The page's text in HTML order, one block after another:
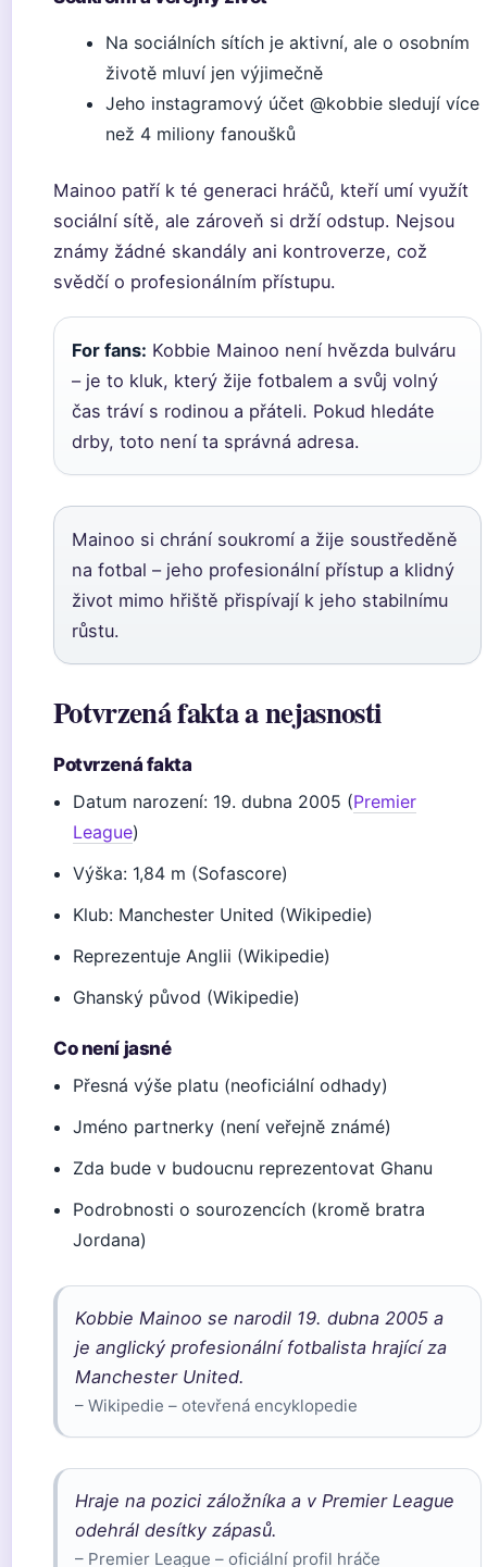
Na sociálních sítích je aktivní, ale o osobním
životě mluví jen výjimečně
Jeho instagramový účet @kobbie sledují více
než 4 miliony fanoušků
Mainoo patří k té generaci hráčů, kteří umí využít
sociální sítě, ale zároveň si drží odstup. Nejsou
známy žádné skandály ani kontroverze, což
svědčí o profesionálním přístupu.
For fans: Kobbie Mainoo není hvězda bulváru
– je to kluk, který žije fotbalem a svůj volný
čas tráví s rodinou a přáteli. Pokud hledáte
drby, toto není ta správná adresa.
Mainoo si chrání soukromí a žije soustředěně
na fotbal – jeho profesionální přístup a klidný
život mimo hřiště přispívají k jeho stabilnímu
růstu.
Potvrzená fakta a nejasnosti
Potvrzená fakta
Datum narození: 19. dubna 2005 (Premier
League)
Výška: 1,84 m (Sofascore)
Klub: Manchester United (Wikipedie)
Reprezentuje Anglii (Wikipedie)
Ghanský původ (Wikipedie)
Co není jasné
Přesná výše platu (neoficiální odhady)
Jméno partnerky (není veřejně známé)
Zda bude v budoucnu reprezentovat Ghanu
Podrobnosti o sourozencích (kromě bratra
Jordana)
Kobbie Mainoo se narodil 19. dubna 2005 a
je anglický profesionální fotbalista hrající za
Manchester United.
– Wikipedie – otevřená encyklopedie
Hraje na pozici záložníka a v Premier League
odehrál desítky zápasů.
– Premier League – oficiální profil hráče